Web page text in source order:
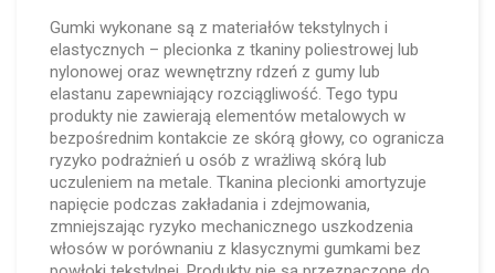
Gumki wykonane są z materiałów tekstylnych i
elastycznych – plecionka z tkaniny poliestrowej lub
nylonowej oraz wewnętrzny rdzeń z gumy lub
elastanu zapewniający rozciągliwość. Tego typu
produkty nie zawierają elementów metalowych w
bezpośrednim kontakcie ze skórą głowy, co ogranicza
ryzyko podrażnień u osób z wrażliwą skórą lub
uczuleniem na metale. Tkanina plecionki amortyzuje
napięcie podczas zakładania i zdejmowania,
zmniejszając ryzyko mechanicznego uszkodzenia
włosów w porównaniu z klasycznymi gumkami bez